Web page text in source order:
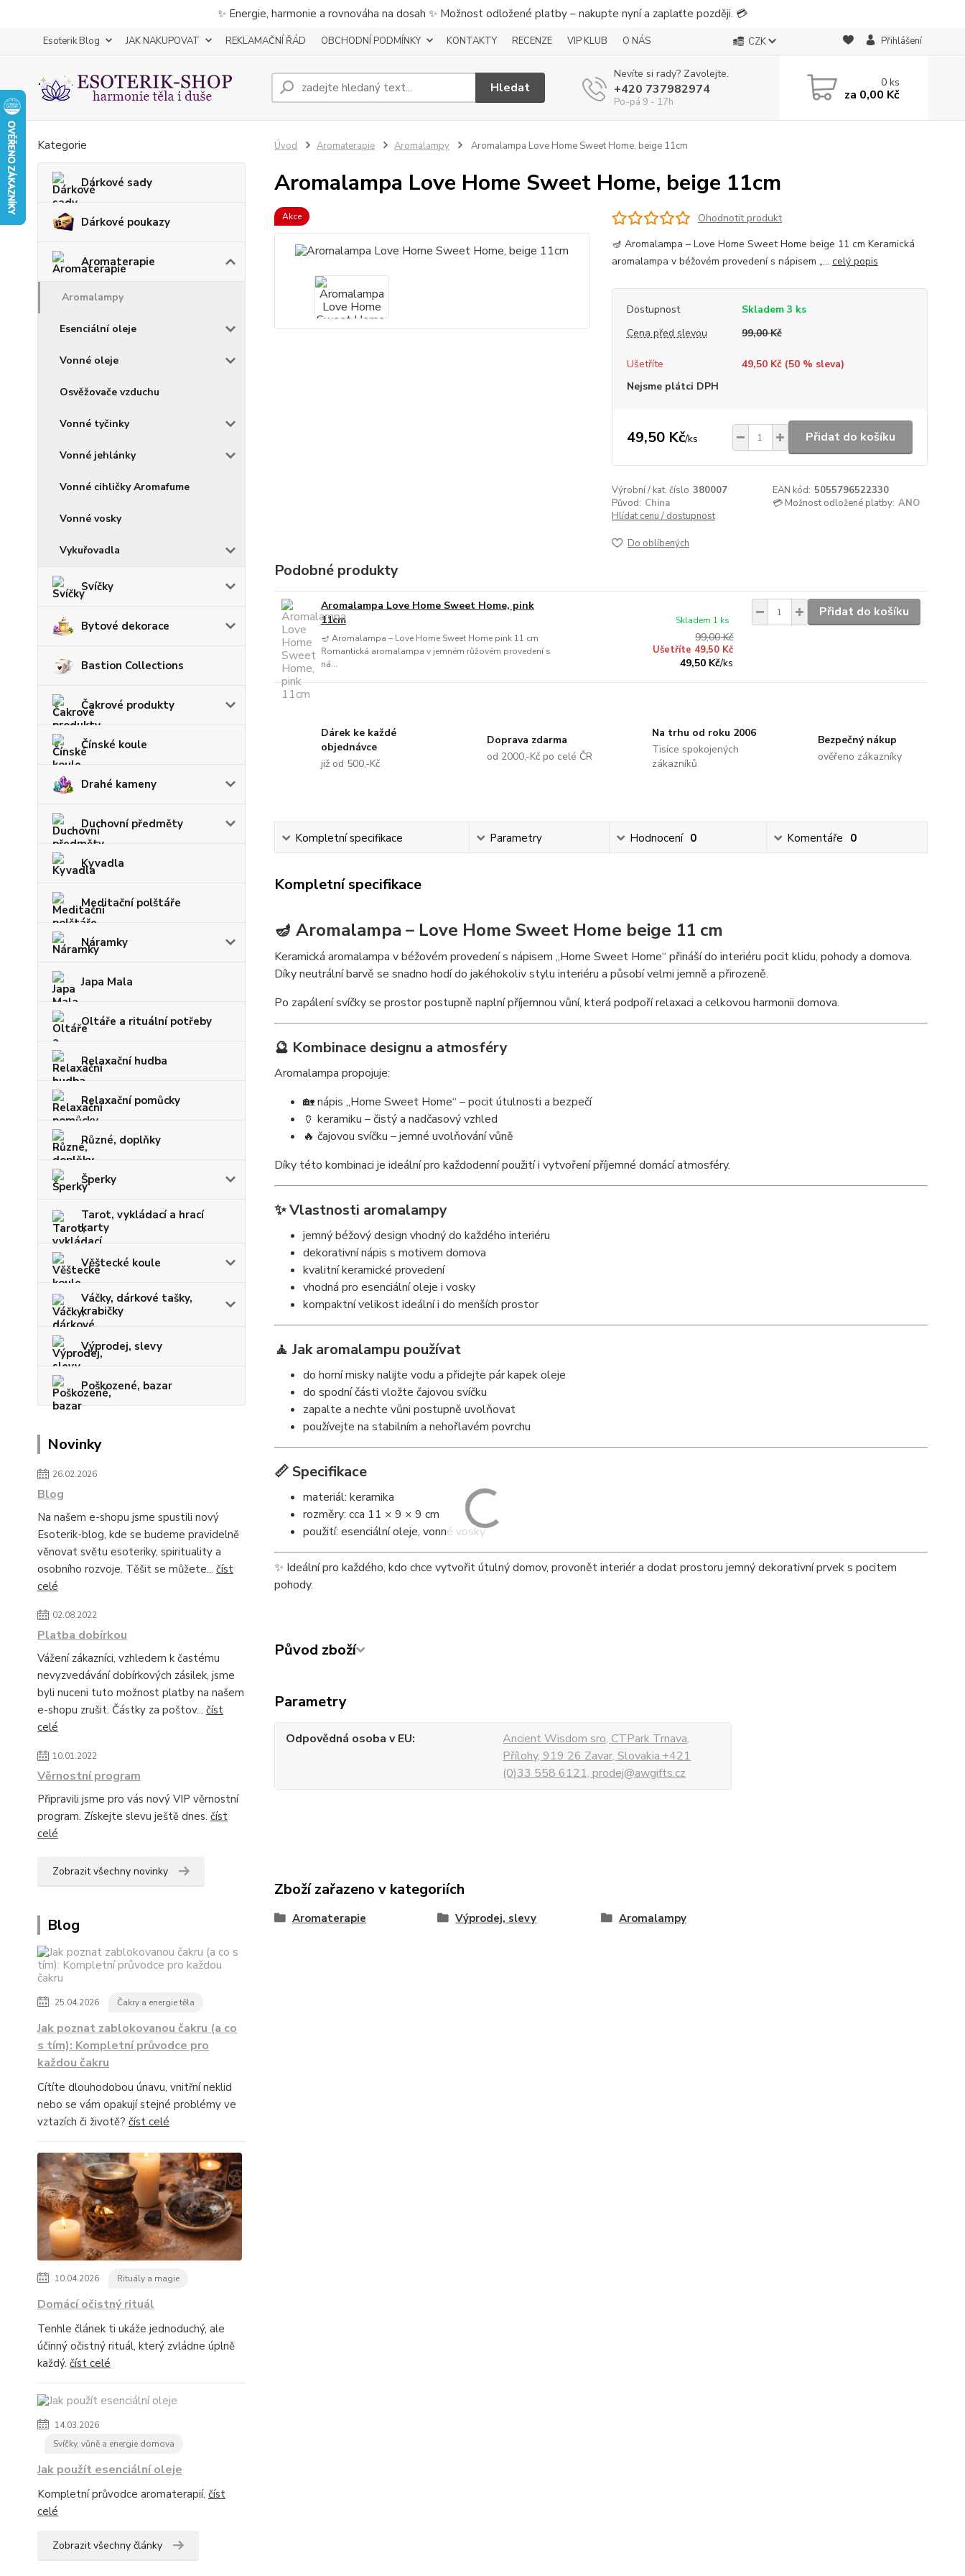
✨ Energie, harmonie a rovnováha na dosah ✨ Možnost odložené platby – nakupte nyní a zaplaťte později. 💳
Esoterik Blog JAK NAKUPOVAT REKLAMAČNÍ ŘÁD OBCHODNÍ PODMÍNKY KONTAKTY RECENZE VIP KLUB O NÁS CZK Přihlášení
Hledat
Nevíte si rady? Zavolejte.
+420 737982974
Po-pá 9 - 17h
0ks
za 0,00 Kč
Kategorie
Dárkové sady
Dárkové poukazy
Aromaterapie
Aromalampy
Esenciální oleje
Vonné oleje
Osvěžovače vzduchu
Vonné tyčinky
Vonné jehlánky
Vonné cihličky Aromafume
Vonné vosky
Vykuřovadla
Svíčky
Bytové dekorace
Bastion Collections
Čakrové produkty
Čínské koule
Drahé kameny
Duchovní předměty
Kyvadla
Meditační polštáře
Náramky
Japa Mala
Oltáře a rituální potřeby
Relaxační hudba
Relaxační pomůcky
Různé, doplňky
Šperky
Tarot, vykládací a hrací
karty
Věštecké koule
Váčky, dárkové tašky,
krabičky
Výprodej, slevy
Poškozené, bazar
Novinky
26.02.2026
Blog
Na našem e-shopu jsme spustili nový
Esoterik-blog, kde se budeme pravidelně
věnovat světu esoteriky, spirituality a
osobního rozvoje. Těšit se můžete... číst
celé
02.08.2022
Platba dobírkou
Vážení zákazníci, vzhledem k častému
nevyzvedávání dobírkových zásilek, jsme
byli nuceni tuto možnost platby na našem
e-shopu zrušit. Částky za poštov... číst
celé
10.01.2022
Věrnostní program
Připravili jsme pro vás nový VIP věrnostní
program. Získejte slevu ještě dnes. číst
celé
Zobrazit všechny novinky
Blog
25.04.2026 Čakry a energie těla
Jak poznat zablokovanou čakru (a co
s tím): Kompletní průvodce pro
každou čakru
Cítíte dlouhodobou únavu, vnitřní neklid
nebo se vám opakují stejné problémy ve
vztazích či životě? číst celé
10.04.2026 Rituály a magie
Domácí očistný rituál
Tenhle článek ti ukáže jednoduchý, ale
účinný očistný rituál, který zvládne úplně
každý. číst celé
14.03.2026
Svíčky, vůně a energie domova
Jak použít esenciální oleje
Kompletní průvodce aromaterapií. číst
celé
Zobrazit všechny články
Úvod Aromaterapie Aromalampy Aromalampa Love Home Sweet Home, beige 11cm
Aromalampa Love Home Sweet Home, beige 11cm
Akce
Ohodnotit produkt
🪔 Aromalampa – Love Home Sweet Home beige 11 cm Keramická
aromalampa v béžovém provedení s nápisem „... celý popis
Dostupnost
Skladem 3 ks
Cena před slevou
99,00 Kč
Ušetříte 49,50 Kč (50% sleva)
Nejsme plátci DPH
49,50 Kč/ks Přidat do košíku
Výrobní / kat. číslo 380007 EAN kód: 5055796522330
Původ: China 💳 Možnost odložené platby: ANO
Hlídat cenu / dostupnost
Do oblíbených
Podobné produkty
Aromalampa Love Home Sweet Home, pink
11cm
🪔 Aromalampa – Love Home Sweet Home pink 11 cm
Romantická aromalampa v jemném růžovém provedení s
ná...
99,00 Kč
Ušetříte 49,50 Kč
49,50 Kč/ks
Skladem 1 ks
Přidat do košíku
Dárek ke každé
objednávce
již od 500,-Kč
Doprava zdarma
od 2000,-Kč po celé ČR
Na trhu od roku 2006
Tisíce spokojených
zákazníků
Bezpečný nákup
ověřeno zákazníky
Kompletní specifikace Parametry Hodnocení 0 Komentáře 0
Kompletní specifikace
🪔 Aromalampa – Love Home Sweet Home beige 11 cm
Keramická aromalampa v béžovém provedení s nápisem „Home Sweet Home“ přináší do interiéru pocit klidu, pohody a domova.
Díky neutrální barvě se snadno hodí do jakéhokoliv stylu interiéru a působí velmi jemně a přirozeně.
Po zapálení svíčky se prostor postupně naplní příjemnou vůní, která podpoří relaxaci a celkovou harmonii domova.
🔮 Kombinace designu a atmosféry
Aromalampa propojuje:
🏡 nápis „Home Sweet Home“ – pocit útulnosti a bezpečí
🏺 keramiku – čistý a nadčasový vzhled
🔥 čajovou svíčku – jemné uvolňování vůně
Díky této kombinaci je ideální pro každodenní použití i vytvoření příjemné domácí atmosféry.
✨ Vlastnosti aromalampy
jemný béžový design vhodný do každého interiéru
dekorativní nápis s motivem domova
kvalitní keramické provedení
vhodná pro esenciální oleje i vosky
kompaktní velikost ideální i do menších prostor
🧘 Jak aromalampu používat
do horní misky nalijte vodu a přidejte pár kapek oleje
do spodní části vložte čajovou svíčku
zapalte a nechte vůni postupně uvolňovat
používejte na stabilním a nehořlavém povrchu
📏 Specifikace
materiál: keramika
rozměry: cca 11 × 9 × 9 cm
použití: esenciální oleje, vonné vosky
✨ Ideální pro každého, kdo chce vytvořit útulný domov, provonět interiér a dodat prostoru jemný dekorativní prvek s pocitem
pohody.
Původ zboží
Parametry
Odpovědná osoba v EU
Ancient Wisdom sro, CTPark Trnava,
Přílohy, 919 26 Zavar, Slovakia.+421
(0)33 558 6121, prodej@awgifts.cz
Zboží zařazeno v kategoriích
Aromaterapie Výprodej, slevy Aromalampy